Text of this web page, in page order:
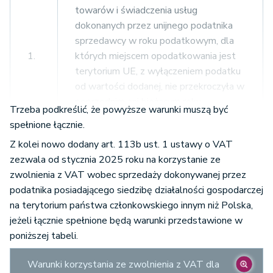
1.
towarów i świadczenia usług
dokonanych przez unijnego podatnika
sprzedawcy w roku podatkowym, dla
których miejscem opodatkowania jest
terytorium UE, z wyłączeniem podatku
od wartości dodanej, nie przekroczyła w
podatkowym kwoty 100 000 euro
2.
Wartość sprzedaży u unijnego
podatnika sprzedawcy
rozpoczynającego działalność –
sprzedaż zwolnioną w UE (z
wyłączeniem podatku VAT) – nie
przekroczyła kwoty 100 000 euro w
proporcji do okresu prowadzonej
działalności gospodarczej w roku
Trzeba podkreślić, że powyższe warunki muszą być
spełnione łącznie.
Z kolei nowo dodany art. 113b ust. 1 ustawy o VAT
zezwala od stycznia 2025 roku na korzystanie ze
zwolnienia z VAT wobec sprzedaży dokonywanej przez
podatnika posiadającego siedzibę działalności gospodarczej
na terytorium państwa członkowskiego innym niż Polska,
jeżeli łącznie spełnione będą warunki przedstawione w
poniższej tabeli.
Warunki korzystania ze zwolnienia z VAT dla